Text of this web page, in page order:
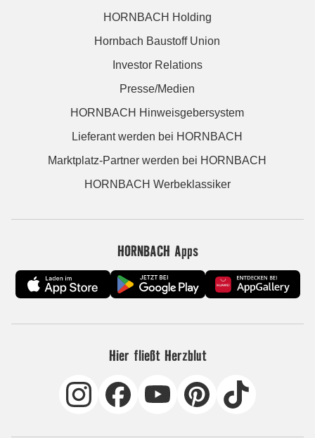
HORNBACH Holding
Hornbach Baustoff Union
Investor Relations
Presse/Medien
HORNBACH Hinweisgebersystem
Lieferant werden bei HORNBACH
Marktplatz-Partner werden bei HORNBACH
HORNBACH Werbeklassiker
HORNBACH Apps
Hier fließt Herzblut